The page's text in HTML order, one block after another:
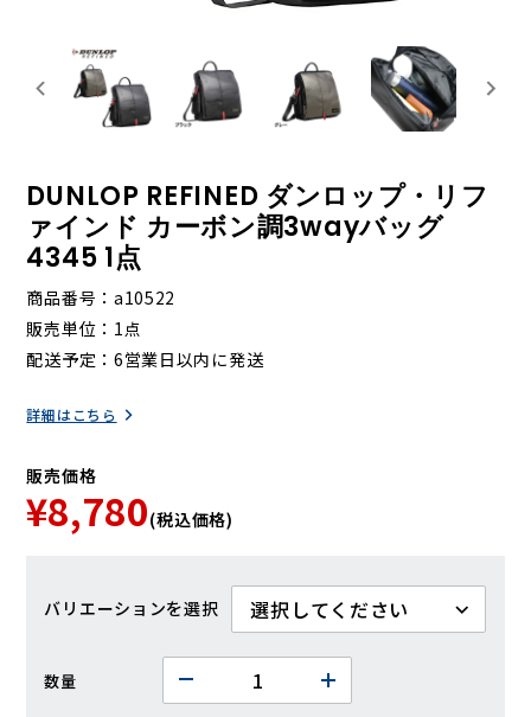
DUNLOP REFINED ダンロップ・リフ
ァインド カーボン調3wayバッグ
4345 1点
商品番号
a10522
販売単位
1点
配送予定
6営業日以内に発送
詳細はこちら
販売価格
¥8,780(税込価格)
バリエーション
数量